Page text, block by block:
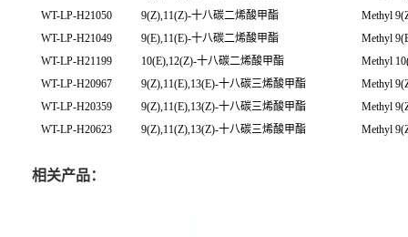
WT-LP-H21050
9(Z),11(Z)-十八碳二烯酸甲酯
Methyl
WT-LP-H21049
9(E),11(E)-十八碳二烯酸甲酯
Methyl
WT-LP-H21199
10(E),12(Z)-十八碳二烯酸甲酯
Methyl
WT-LP-H20967
9(Z),11(E),13(E)-十八碳三烯酸甲酯
Methyl
WT-LP-H20359
9(Z),11(E),13(Z)-十八碳三烯酸甲酯
Methyl
WT-LP-H20623
9(Z),11(Z),13(Z)-十八碳三烯酸甲酯 Methyl
相关产品：